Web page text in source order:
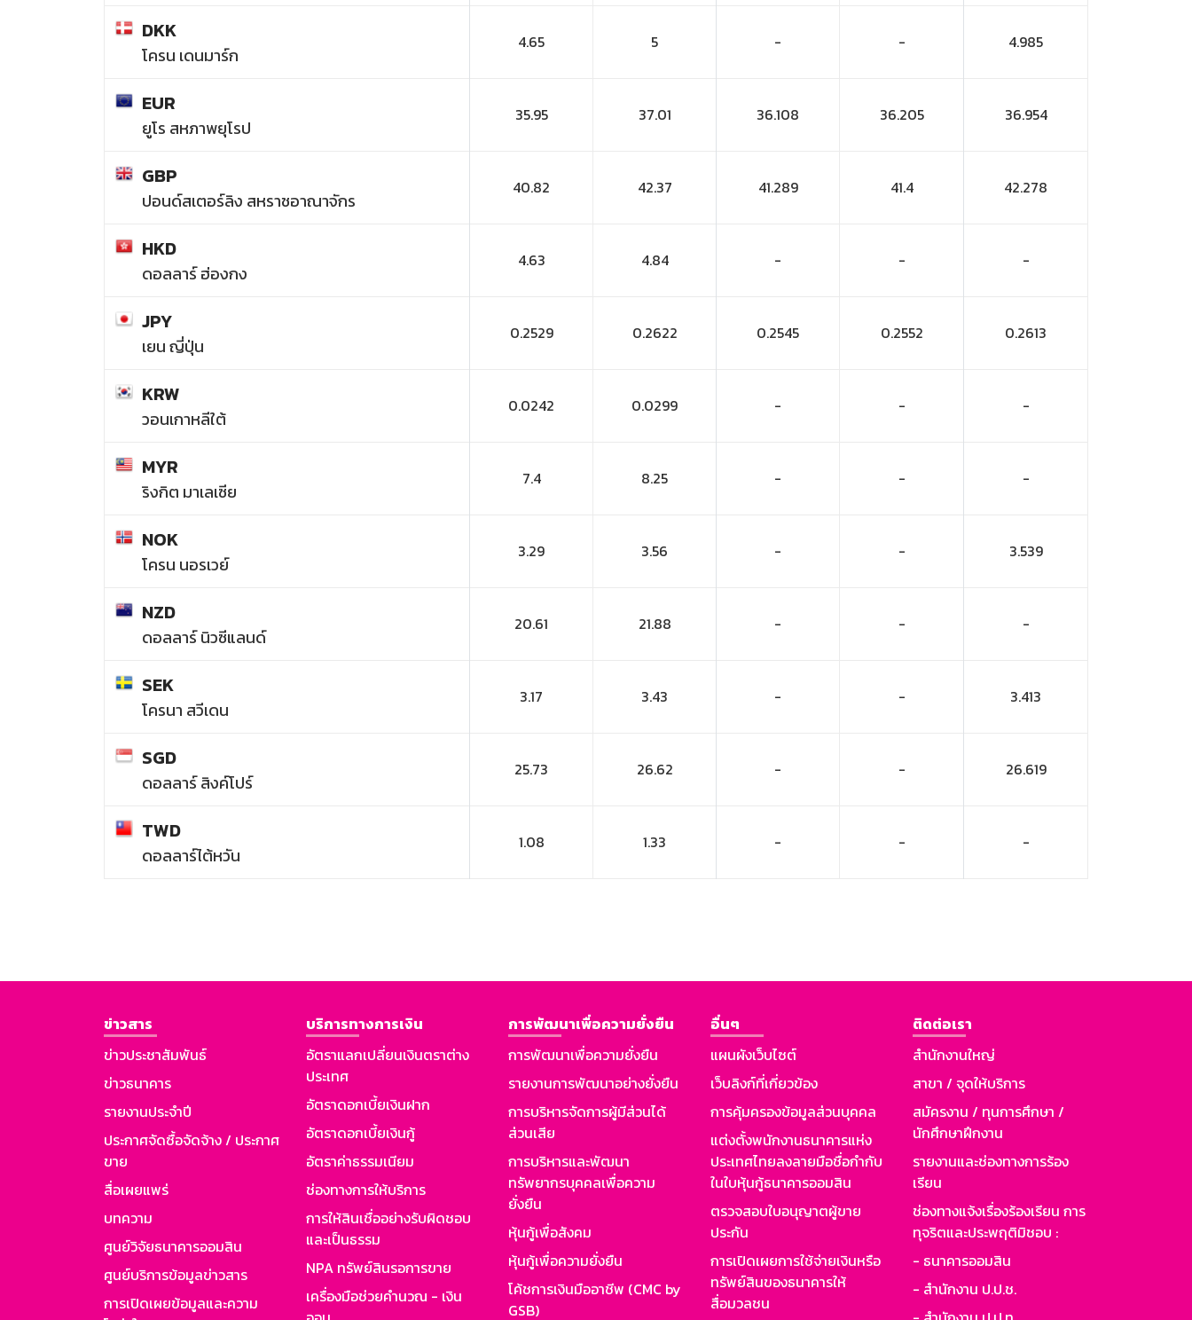
DKK
โครน เดนมาร์ก
4.65 5 - - 4.985
EUR
ยูโร สหภาพยุโรป
35.95 37.01 36.108 36.205 36.954
GBP
ปอนด์สเตอร์ลิง สหราชอาณาจักร
40.82 42.37 41.289 41.4 42.278
HKD
ดอลลาร์ ฮ่องกง
4.63 4.84 - - -
JPY
เยน ญี่ปุ่น
0.2529 0.2622 0.2545 0.2552 0.2613
KRW
วอนเกาหลีใต้
0.0242 0.0299 - - -
MYR
ริงกิต มาเลเซีย
7.4 8.25 - - -
NOK
โครน นอรเวย์
3.29 3.56 - - 3.539
NZD
ดอลลาร์ นิวซีแลนด์
20.61 21.88 - - -
SEK
โครนา สวีเดน
3.17 3.43 - - 3.413
SGD
ดอลลาร์ สิงค์โปร์
25.73 26.62 - - 26.619
TWD
ดอลลาร์ไต้หวัน
1.08 1.33 - - -
ข่าวสาร
ข่าวประชาสัมพันธ์
ข่าวธนาคาร
รายงานประจำปี
ประกาศจัดซื้อจัดจ้าง / ประกาศ
ขาย
สื่อเผยแพร่
บทความ
ศูนย์วิจัยธนาคารออมสิน
ศูนย์บริการข้อมูลข่าวสาร
การเปิดเผยข้อมูลและความ
บริการทางการเงิน
อัตราแลกเปลี่ยนเงินตราต่าง
ประเทศ
อัตราดอกเบี้ยเงินฝาก
อัตราดอกเบี้ยเงินกู้
อัตราค่าธรรมเนียม
ช่องทางการให้บริการ
การให้สินเชื่ออย่างรับผิดชอบ
และเป็นธรรม
NPA ทรัพย์สินรอการขาย
เครื่องมือช่วยคำนวณ - เงิน
การพัฒนาเพื่อความยั่งยืน
การพัฒนาเพื่อความยั่งยืน
รายงานการพัฒนาอย่างยั่งยืน
การบริหารจัดการผู้มีส่วนได้
ส่วนเสีย
การบริหารและพัฒนา
ทรัพยากรบุคคลเพื่อความ
ยั่งยืน
หุ้นกู้เพื่อสังคม
หุ้นกู้เพื่อความยั่งยืน
โค้ชการเงินมืออาชีพ (CMC by
GSB)
อื่นๆ
แผนผังเว็บไซต์
เว็บลิงก์ที่เกี่ยวข้อง
การคุ้มครองข้อมูลส่วนบุคคล
แต่งตั้งพนักงานธนาคารแห่ง
ประเทศไทยลงลายมือชื่อกำกับ
ในใบหุ้นกู้ธนาคารออมสิน
ตรวจสอบใบอนุญาตผู้ขาย
ประกัน
การเปิดเผยการใช้จ่ายเงินหรือ
ทรัพย์สินของธนาคารให้
สื่อมวลชน
ติดต่อเรา
สำนักงานใหญ่
สาขา / จุดให้บริการ
สมัครงาน / ทุนการศึกษา /
นักศึกษาฝึกงาน
รายงานและช่องทางการร้อง
เรียน
ช่องทางแจ้งเรื่องร้องเรียน การ
ทุจริตและประพฤติมิชอบ :
- ธนาคารออมสิน
- สำนักงาน ป.ป.ช.